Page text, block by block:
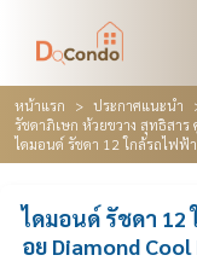
หน้าแรก
ประกาศแนะนำ
รัชดาภิเษก ห้วยขวาง สุทธิสาร
ไดมอนด์ รัชดา 12 ใกล้รถไฟฟ้
ไดมอนด์ รัชดา 12
อย Diamond Cool